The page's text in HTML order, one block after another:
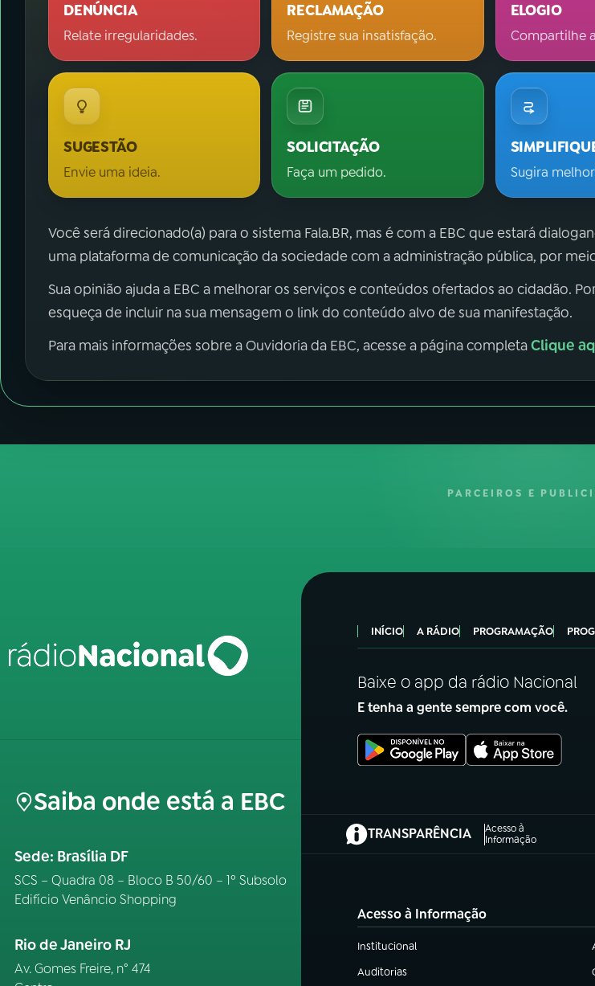
DENÚNCIA
Relate irregularidades.
RECLAMAÇÃO
Registre sua insatisfação.
ELOGIO
Compartilhe
SUGESTÃO
Envie uma ideia.
SOLICITAÇÃO
Faça um pedido. Sugira
Você será direcionado(a) para o sistema Fala.BR, mas é com a EBC que estará
uma plataforma de comunicação da sociedade com a administração pública, por
Sua opinião ajuda a EBC a melhorar os serviços e conteúdos ofertados ao cidadão.
esqueça de incluir na sua mensagem o link do conteúdo alvo de sua manifestação.
Para mais informações sobre a Ouvidoria da EBC, acesse a página completaClique
PARCEIROS E
Saiba onde está a EBC
Sede: Brasília DF
SCS – Quadra 08 – Bloco B 50/60 – 1º Subsolo
Edifício Venâncio Shopping
Rio de Janeiro RJ
Av. Gomes Freire, n° 474
INÍCIO A RÁDIO PROGRAMAÇÃO
Baixe o app da rádio Nacional
E tenha a gente sempre com você.
TRANSPARÊNCIA
Acesso à
Informação
(abre em nova aba)
Acesso à Informação
Institucional
(abre em nova aba)
Auditorias
(abre em nova aba)